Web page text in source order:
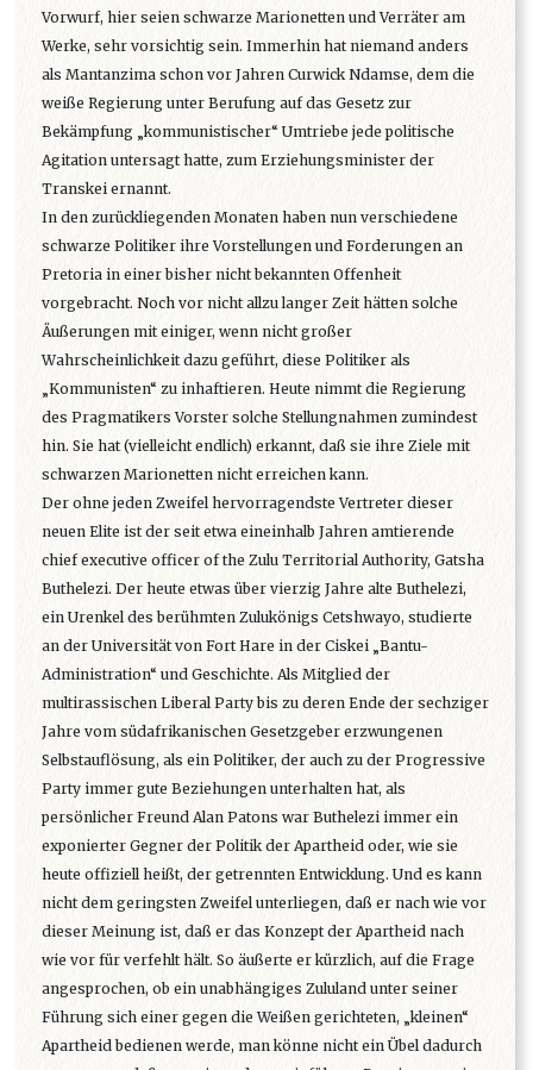
Vorwurf, hier seien schwarze Marionetten und Verräter am
Werke, sehr vorsichtig sein. Immerhin hat niemand anders
als Mantanzima schon vor Jahren Curwick Ndamse, dem die
weiße Regierung unter Berufung auf das Gesetz zur
Bekämpfung „kommunistischer“ Umtriebe jede politische
Agitation untersagt hatte, zum Erziehungsminister der
Transkei ernannt.
In den zurückliegenden Monaten haben nun verschiedene
schwarze Politiker ihre Vorstellungen und Forderungen an
Pretoria in einer bisher nicht bekannten Offenheit
vorgebracht. Noch vor nicht allzu langer Zeit hätten solche
Äußerungen mit einiger, wenn nicht großer
Wahrscheinlichkeit dazu geführt, diese Politiker als
„Kommunisten“ zu inhaftieren. Heute nimmt die Regierung
des Pragmatikers Vorster solche Stellungnahmen zumindest
hin. Sie hat (vielleicht endlich) erkannt, daß sie ihre Ziele mit
schwarzen Marionetten nicht erreichen kann.
Der ohne jeden Zweifel hervorragendste Vertreter dieser
neuen Elite ist der seit etwa eineinhalb Jahren amtierende
chief executive officer of the Zulu Territorial Authority, Gatsha
Buthelezi. Der heute etwas über vierzig Jahre alte Buthelezi,
ein Urenkel des berühmten Zulukönigs Cetshwayo, studierte
an der Universität von Fort Hare in der Ciskei „Bantu-
Administration“ und Geschichte. Als Mitglied der
multirassischen Liberal Party bis zu deren Ende der sechziger
Jahre vom südafrikanischen Gesetzgeber erzwungenen
Selbstauflösung, als ein Politiker, der auch zu der Progressive
Party immer gute Beziehungen unterhalten hat, als
persönlicher Freund Alan Patons war Buthelezi immer ein
exponierter Gegner der Politik der Apartheid oder, wie sie
heute offiziell heißt, der getrennten Entwicklung. Und es kann
nicht dem geringsten Zweifel unterliegen, daß er nach wie vor
dieser Meinung ist, daß er das Konzept der Apartheid nach
wie vor für verfehlt hält. So äußerte er kürzlich, auf die Frage
angesprochen, ob ein unabhängiges Zululand unter seiner
Führung sich einer gegen die Weißen gerichteten, „kleinen“
Apartheid bedienen werde, man könne nicht ein Übel dadurch